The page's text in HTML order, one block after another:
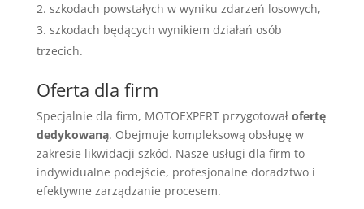
szkodach powstałych w wyniku zdarzeń losowych,
szkodach będących wynikiem działań osób
trzecich.
Oferta dla firm
Specjalnie dla firm, MOTOEXPERT przygotował ofertę
dedykowaną. Obejmuje kompleksową obsługę w
zakresie likwidacji szkód. Nasze usługi dla firm to
indywidualne podejście, profesjonalne doradztwo i
efektywne zarządzanie procesem.